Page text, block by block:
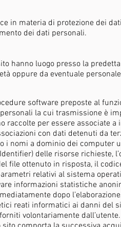
in materia di protezione dei
dei dati personali.
hanno luogo presso la
oppure da eventuale
software preposte al
la cui trasmissione è
raccolte per essere associate
con dati detenuti da
i nomi a dominio dei computer
delle risorse richieste,
file ottenuto in risposta, il
relativi al sistema
informazioni statistiche
dopo
reati informatici ai danni del
volontariamente